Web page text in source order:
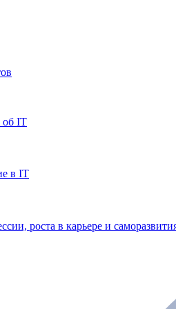
об IT
в IT
роста в карьере и